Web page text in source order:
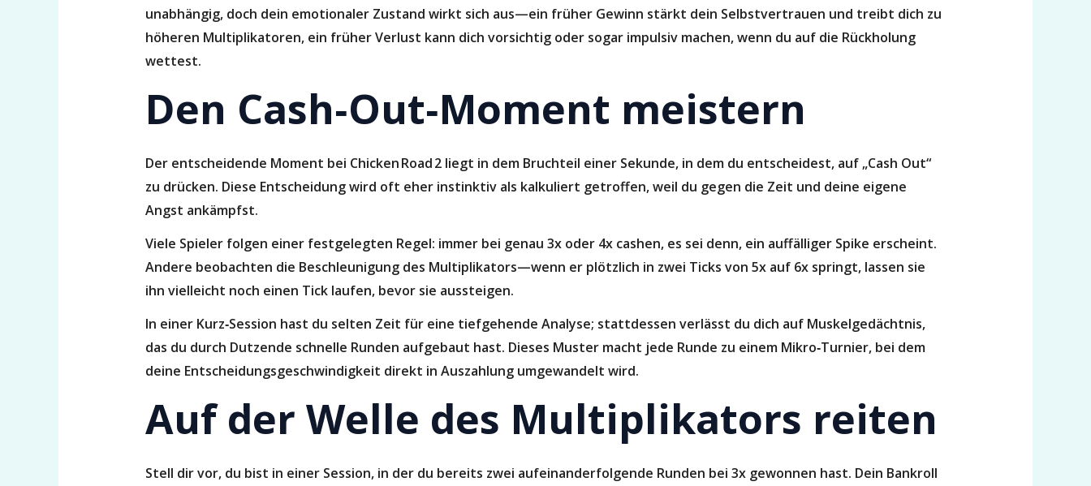
unabhängig, doch dein emotionaler Zustand wirkt sich aus—ein früher Gewinn stärkt dein Selbstvertrauen und treibt dich zu
höheren Multiplikatoren, ein früher Verlust kann dich vorsichtig oder sogar impulsiv machen, wenn du auf die Rückholung
wettest.
Den Cash‑Out‑Moment meistern
Der entscheidende Moment bei Chicken Road 2 liegt in dem Bruchteil einer Sekunde, in dem du entscheidest, auf „Cash Out“
zu drücken. Diese Entscheidung wird oft eher instinktiv als kalkuliert getroffen, weil du gegen die Zeit und deine eigene
Angst ankämpfst.
Viele Spieler folgen einer festgelegten Regel: immer bei genau 3x oder 4x cashen, es sei denn, ein auffälliger Spike erscheint.
Andere beobachten die Beschleunigung des Multiplikators—wenn er plötzlich in zwei Ticks von 5x auf 6x springt, lassen sie
ihn vielleicht noch einen Tick laufen, bevor sie aussteigen.
In einer Kurz‑Session hast du selten Zeit für eine tiefgehende Analyse; stattdessen verlässt du dich auf Muskelgedächtnis,
das du durch Dutzende schnelle Runden aufgebaut hast. Dieses Muster macht jede Runde zu einem Mikro‑Turnier, bei dem
deine Entscheidungsgeschwindigkeit direkt in Auszahlung umgewandelt wird.
Auf der Welle des Multiplikators reiten
Stell dir vor, du bist in einer Session, in der du bereits zwei aufeinanderfolgende Runden bei 3x gewonnen hast. Dein Bankroll